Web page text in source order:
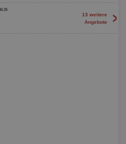
13 weitere
Angebote
>